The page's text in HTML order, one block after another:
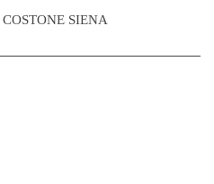
COSTONE SIENA